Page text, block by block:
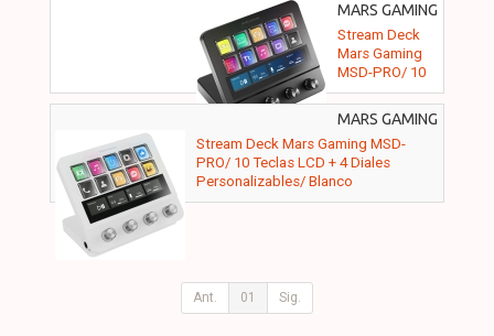
MARS GAMING
- MSDPRO
Stream Deck
Mars Gaming
MSD-PRO/ 10
Teclas LCD + 4
Diales
Personalizables/
Negro
MARS GAMING
- MSDPROW
Stream Deck Mars Gaming MSD-
PRO/ 10 Teclas LCD + 4 Diales
Personalizables/ Blanco
Ant. 01 Sig.